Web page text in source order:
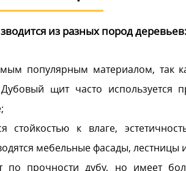
из разных пород деревьев:
популярным материалом, так
Дубовый щит часто
стойкостью к влаге,
мебельные фасады, лестницы
по прочности дубу, но имеет